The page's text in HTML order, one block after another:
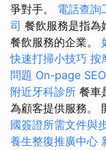
爭對手。 電話查詢
司 餐飲服務是指為
餐飲服務的企業。
快速打掃小技巧 按
問題 On-page
附近牙科診所 餐車
為顧客提供服務。
國簽證所需文件與
養生整復推廣中心